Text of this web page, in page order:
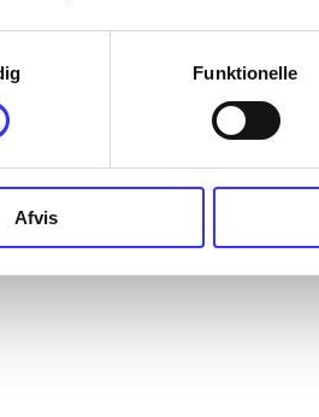
Funktionelle
Afvis